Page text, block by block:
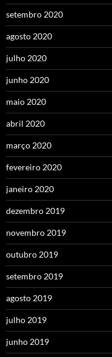
setembro 2020
agosto 2020
julho 2020
junho 2020
maio 2020
abril 2020
março 2020
fevereiro 2020
janeiro 2020
dezembro 2019
novembro 2019
outubro 2019
setembro 2019
agosto 2019
julho 2019
junho 2019